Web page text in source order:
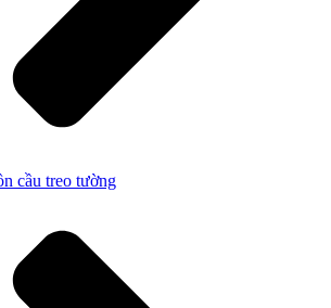
cầu treo tường